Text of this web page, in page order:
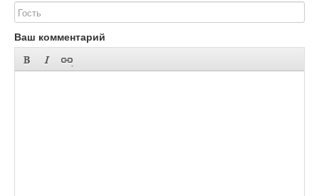
Ваш комментарий